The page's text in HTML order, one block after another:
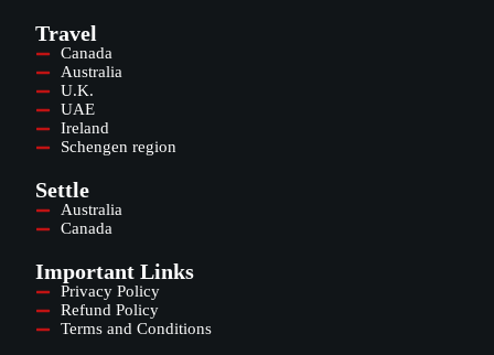
Travel
Canada
Australia
U.K.
UAE
Ireland
Schengen region
Settle
Australia
Canada
Important Links
Privacy Policy
Refund Policy
Terms and Conditions